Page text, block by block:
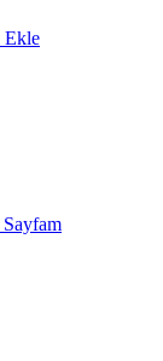
Ekle
Sayfam